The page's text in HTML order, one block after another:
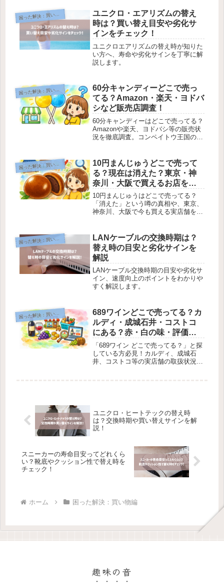
困
った解決：買い物編
ユニクロ・エアリズムの替え
時は？買い替え目安や劣化サ
インをチェック！
ユニクロエアリズムの替え時が知りた
い方へ、寿命や劣化サインを丁寧に解
説します。
困
った解決：買い物編
60分キャンディーどこで売っ
てる？Amazon・楽天・ヨドバ
シなど販売店調査！
60分キャンディーはどこで売ってる？
Amazonや楽天、ヨドバシ等の販売状
況を徹底調査。コンペイトウ王国の公
外な由来も詳しく解説します。長持ち
する不思議な飴を確実に手に入れる方
法はこちら！
困
った解決：買い物編
10円まんじゅうどこで売って
る？現在は消えた？東京・神
奈川・大阪で買えるお店を調
査
10円まんじゅうはどこで売ってる？
「消えた」という噂の真相や、東京、
神奈川、大阪で今も買える実店舗を徹
味を探している方へ最新情報をお届け
します。
困
った解決：買い物編
LANケーブルの交換時期は？
替え時の目安と劣化サインを
解説
LANケーブル交換時期の目安や劣化サ
イン、速度向上のポイントをわかりや
すく解説します。
困
った解決：買い物編
689ワインどこで売ってる？カ
ルディ・成城石井・コストコ
にある？赤・白の味・評価も
紹介
「689ワイン どこで売ってる？」と探
している方必見！カルディ、成城石
井、コストコ等の実店舗の取扱状況
ユニクロ・ヒートテックの替え時
は？交換時期や買い替えサインを解
説！
スニーカーの寿命目安ってどれくら
い？靴底やクッション性で替え時を
チェック！
ホーム 困った解決：買い物編
趣味の音